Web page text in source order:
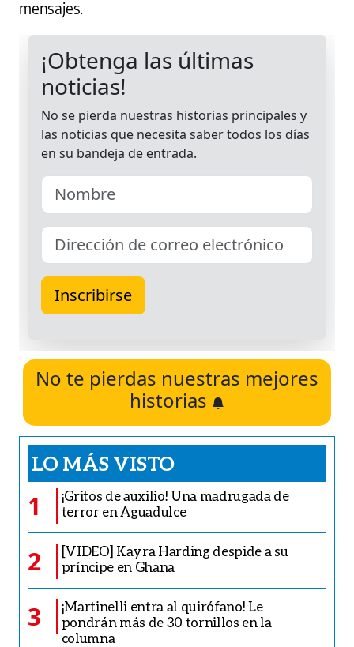
mensajes.
No te pierdas nuestras mejores
historias
LO MÁS VISTO
1
¡Gritos de auxilio! Una madrugada de
terror en Aguadulce
2
[VIDEO] Kayra Harding despide a su
príncipe en Ghana
3
¡Martinelli entra al quirófano! Le
pondrán más de 30 tornillos en la
columna